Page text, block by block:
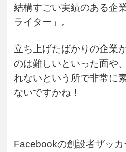
結構すごい実績のある企
ライター」。
立ち上げたばかりの企業
のは難しいといった面や
れないという所で非常に
ないですかね！
Facebookの創設者ザッ